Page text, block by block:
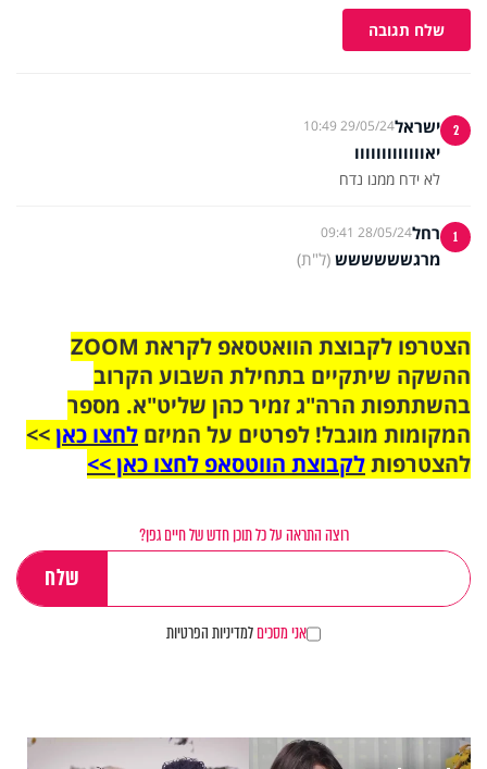
שלח תגובה
2 ישראל29/05/24 10:49
יאווווווווווווו
לא ידח ממנו נדח
1 רחל28/05/24 09:41
מרגשששששש (ל"ת)
הצטרפו לקבוצת הוואטסאפ לקראת ZOOM
ההשקה שיתקיים בתחילת השבוע הקרוב
בהשתתפות הרה"ג זמיר כהן שליט"א. מספר
המקומות מוגבל! לפרטים על המיזם לחצו כאן>>
להצטרפותלקבוצת הווטסאפ לחצו כאן >>
רוצה התראה על כל תוכן חדש של חיים גפן?
אני מסכיםלמדיניות הפרטיות